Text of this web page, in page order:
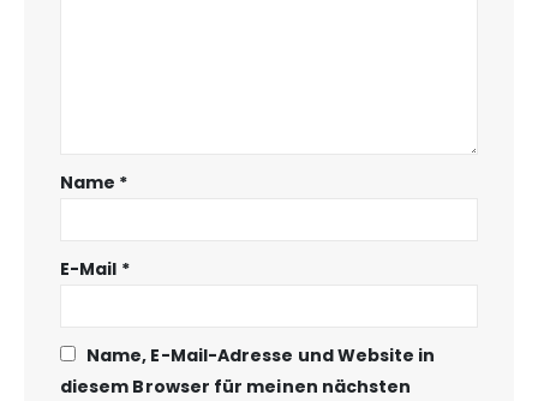
Name *
E-Mail *
Name, E-Mail-Adresse und Website in
diesem Browser für meinen nächsten